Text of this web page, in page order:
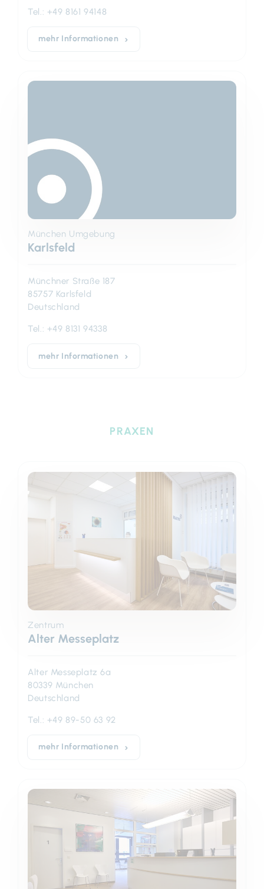
Tel.: +49 8161 94148
mehr Informationen
München Umgebung
Karlsfeld
Münchner Straße 187
85757 Karlsfeld
Deutschland
Tel.: +49 8131 94338
mehr Informationen
PRAXEN
Zentrum
Alter Messeplatz
Alter Messeplatz 6a
80339 München
Deutschland
Tel.: +49 89-50 63 92
mehr Informationen